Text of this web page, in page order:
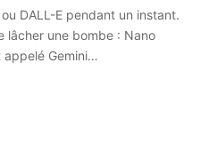
DALL-E pendant un instant.
lâcher une bombe : Nano
appelé Gemini…